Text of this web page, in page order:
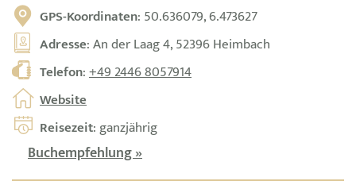
GPS-Koordinaten: 50.636079, 6.473627
Adresse: An der Laag 4, 52396 Heimbach
Telefon:+49 2446 8057914
Website
Reisezeit: ganzjährig
Buchempfehlung »